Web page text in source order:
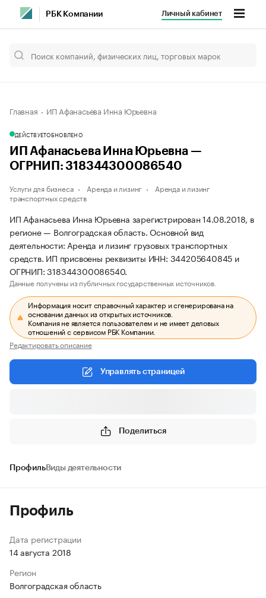
РБК Компании Личный кабинет
Главная ИП Афанасьева Инна Юрьевна
ДЕЙСТВУЕТОБНОВЛЕНО
ИП Афанасьева Инна Юрьевна —
ОГРНИП: 318344300086540
Услуги для бизнеса Аренда и лизинг
Аренда и лизинг
транспортных средств
ИП Афанасьева Инна Юрьевна зарегистрирован 14.08.2018, в
регионе — Волгоградская область. Основной вид
деятельности: Аренда и лизинг грузовых транспортных
средств. ИП присвоены реквизиты ИНН: 344205640845 и
ОГРНИП: 318344300086540.
Данные получены из публичных государственных источников.
Информация носит справочный характер и сгенерирована на
основании данных из открытых источников.
Компания не является пользователем и не имеет деловых
отношений с сервисом РБК Компании.
Редактировать описание
Управлять страницей
Поделиться
ПрофильВиды деятельности
Профиль
Дата регистрации
14 августа 2018
Регион
Волгоградская область